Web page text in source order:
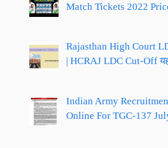
Match Tickets 2022
Rajasthan High Court
| HCRAJ LDC Cut-Off
Indian Army
Online For TGC-137